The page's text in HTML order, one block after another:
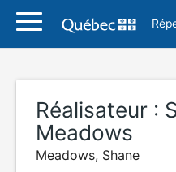
Réalisateur :
Meadows
Meadows, Shane